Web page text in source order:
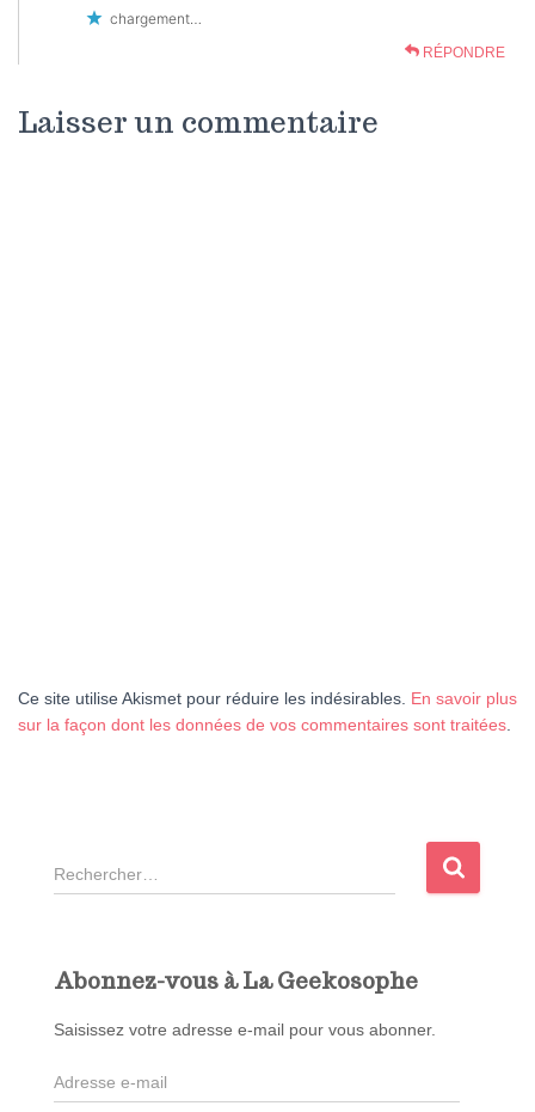
chargement…
RÉPONDRE
Laisser un commentaire
Ce site utilise Akismet pour réduire les indésirables. En savoir plus
sur la façon dont les données de vos commentaires sont traitées
R
e
c
e
r
Abonnez-vous à La Geekosophe
Saisissez votre adresse e-mail pour vous abonner.
A
d